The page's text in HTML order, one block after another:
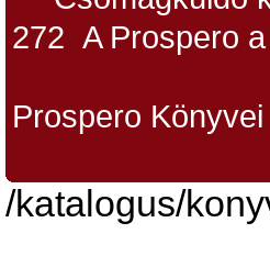
272 A Prospero
Prospero
/katalogus/